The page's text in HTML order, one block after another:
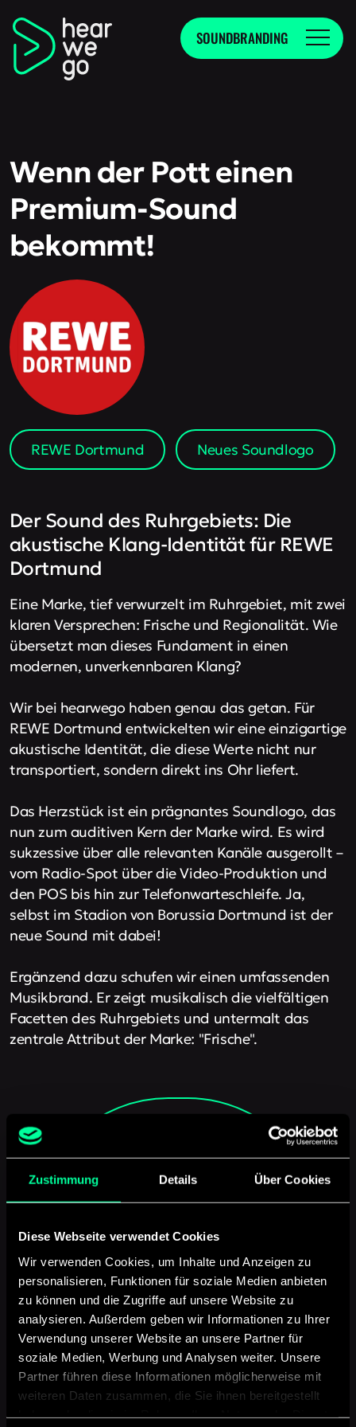
Zustimmung Details Über Cookies
Diese Webseite verwendet Cookies
Wir verwenden Cookies, um Inhalte und Anzeigen zu
personalisieren, Funktionen für soziale Medien anbieten
zu können und die Zugriffe auf unsere Website zu
analysieren. Außerdem geben wir Informationen zu Ihrer
Verwendung unserer Website an unsere Partner für
soziale Medien, Werbung und Analysen weiter. Unsere
Partner führen diese Informationen möglicherweise mit
weiteren Daten zusammen, die Sie ihnen bereitgestellt
SOUNDBRANDING
Wenn der Pott einen
Premium-Sound
bekommt!
REWE Dortmund Neues Soundlogo
Der Sound des Ruhrgebiets: Die
akustische Klang-Identität für REWE
Dortmund
Eine Marke, tief verwurzelt im Ruhrgebiet, mit zwei
klaren Versprechen: Frische und Regionalität. Wie
übersetzt man dieses Fundament in einen
modernen, unverkennbaren Klang?
Wir bei hearwego haben genau das getan. Für
REWE Dortmund entwickelten wir eine einzigartige
akustische Identität, die diese Werte nicht nur
transportiert, sondern direkt ins Ohr liefert.
Das Herzstück ist ein prägnantes Soundlogo, das
nun zum auditiven Kern der Marke wird. Es wird
sukzessive über alle relevanten Kanäle ausgerollt –
vom Radio-Spot über die Video-Produktion und
den POS bis hin zur Telefonwarteschleife. Ja,
selbst im Stadion von Borussia Dortmund ist der
neue Sound mit dabei!
Ergänzend dazu schufen wir einen umfassenden
Musikbrand. Er zeigt musikalisch die vielfältigen
Facetten des Ruhrgebiets und untermalt das
zentrale Attribut der Marke: "Frische".
REWE Dortmund
Soundlogo